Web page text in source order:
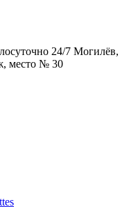
24/7 Могилёв,
место № 30